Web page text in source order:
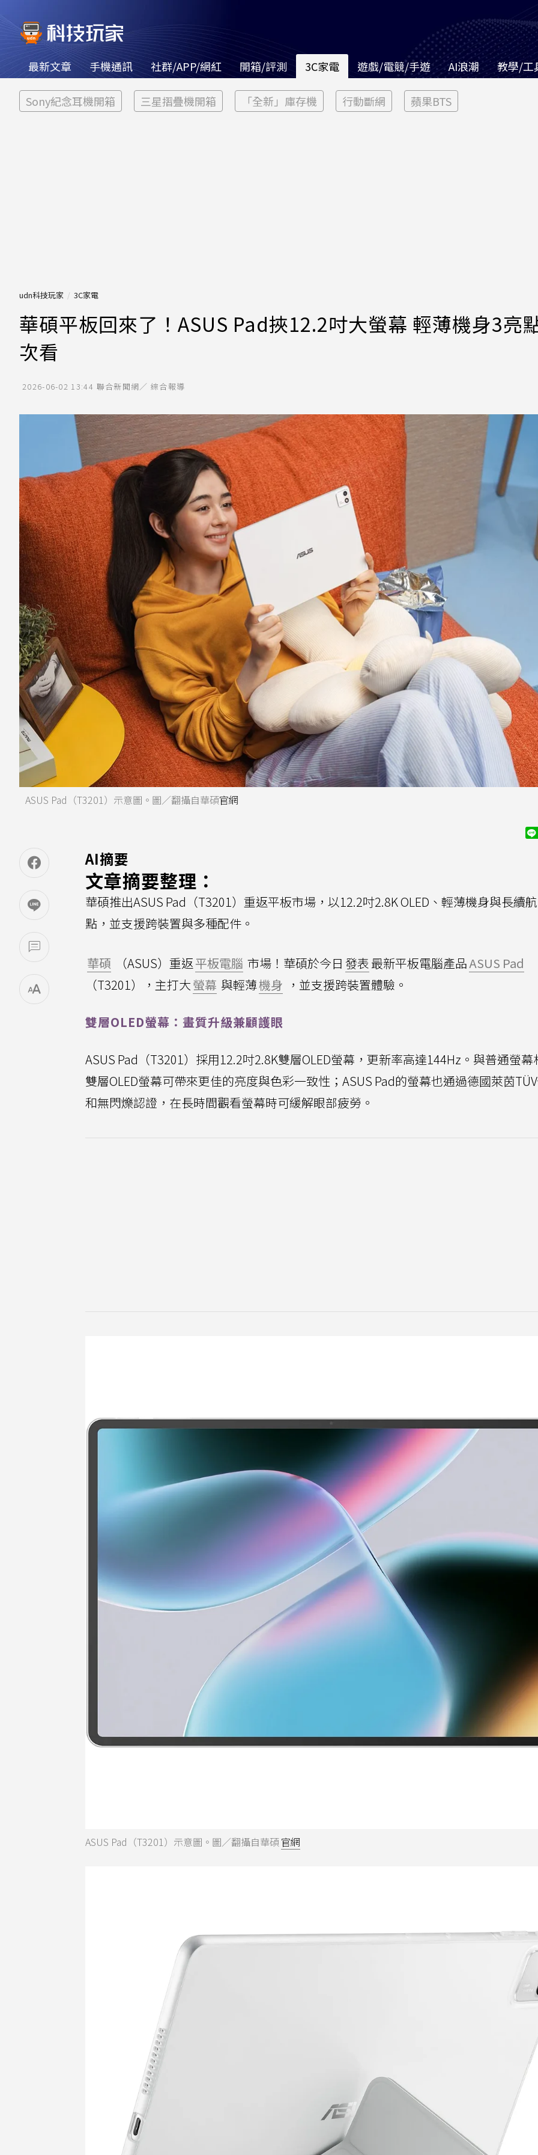
最新文章 手機通訊 社群/APP/網紅 開箱/評測 3C家電 遊戲/電競/手遊 AI浪潮 教學/工
Sony紀念耳機開箱 三星摺疊機開箱 「全新」庫存機 行動斷網 蘋果BTS
udn科技玩家 3C家電
華碩平板回來了！ASUS Pad挾12.2吋大螢幕 輕薄機身3亮
次看
2026-06-02 13:44 聯合新聞網／ 綜合報導
ASUS Pad（T3201）示意圖。圖／翻攝自華碩官網
AI摘要
文章摘要整理：
華碩推出ASUS Pad（T3201）重返平板市場，以12.2吋2.8K OLED、輕薄機身與長續
點，並支援跨裝置與多種配件。
華碩 （ASUS）重返平板電腦 市場！華碩於今日 發表最新平板電腦產品ASUS Pad
（T3201），主打大螢幕 與輕薄機身 ，並支援跨裝置體驗。
雙層OLED螢幕：畫質升級兼顧護眼
ASUS Pad（T3201）採用12.2吋2.8K雙層OLED螢幕，更新率高達144Hz。與普通螢幕
雙層OLED螢幕可帶來更佳的亮度與色彩一致性；ASUS Pad的螢幕也通過德國萊茵
和無閃爍認證，在長時間觀看螢幕時可緩解眼部疲勞。
ASUS Pad（T3201）示意圖。圖／翻攝自華碩官網